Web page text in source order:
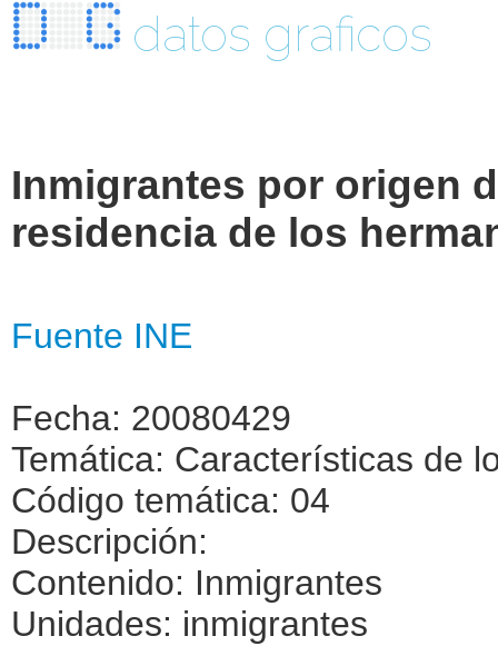
datos graficos
Inmigrantes por origen
residencia de los
Fuente INE
Fecha: 20080429
Temática: Características de
Código temática: 04
Descripción:
Contenido: Inmigrantes
Unidades: inmigrantes